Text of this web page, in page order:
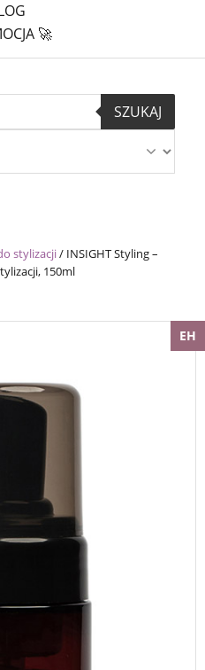
🚀
SZUKAJ
stylizacji/ INSIGHT Styling –
150ml
EH